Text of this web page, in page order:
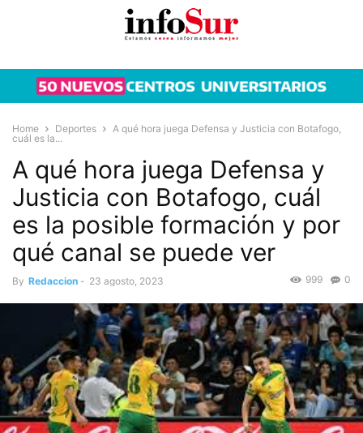
Home Deportes
A qué hora juega Defensa y Justicia con Botafogo,
cuál es la...
A qué hora juega Defensa y
Justicia con Botafogo, cuál
es la posible formación y por
qué canal se puede ver
By Redaccion - 23 agosto, 2023 0
999